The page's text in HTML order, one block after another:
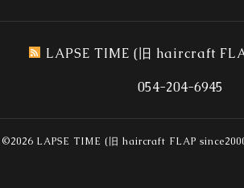
LAPSE TIME (旧 haircraft
054-204-6945
©2026 LAPSE TIME (旧 haircraft FLAP